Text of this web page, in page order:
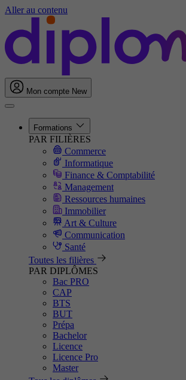
Aller au contenu
Mon compte New
Formations
PAR FILIÈRES
Commerce
Informatique
Finance & Comptabilité
Management
Ressources humaines
Immobilier
Art & Culture
Communication
Santé
Toutes les filières
PAR DIPLÔMES
Bac PRO
CAP
BTS
BUT
Prépa
Bachelor
Licence
Licence Pro
Master